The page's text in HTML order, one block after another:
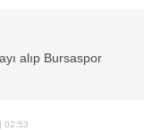
alıp Bursaspor
02:53